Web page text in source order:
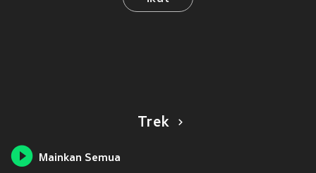
Trek
Mainkan Semua